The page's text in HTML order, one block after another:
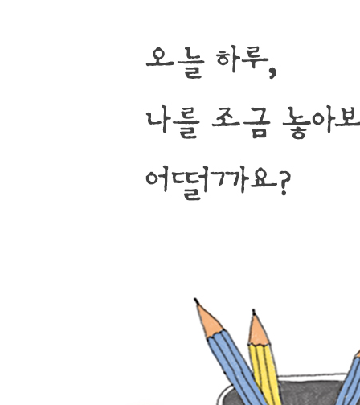
픽션 일기) 피로회복과 타로 보기 3탄
이거 먹어주세요. 저거 먹어주세요
AM 4 : 15 타존감
이름 스스로 짓는 이름
아프다는 말은 빼먹는 데다가 겁쟁이에요